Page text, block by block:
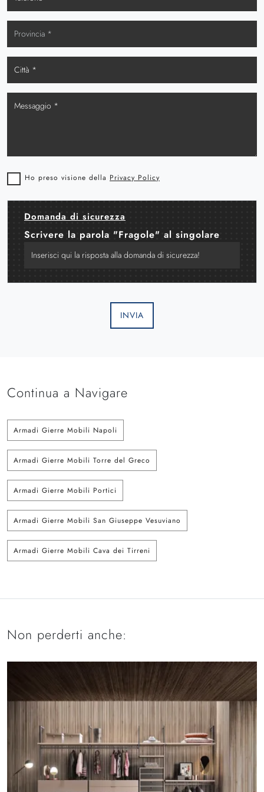
Ho preso visione della Privacy Policy
Domanda di sicurezza
Scrivere la parola "Fragole" al singolare
INVIA
Continua a Navigare
Armadi Gierre Mobili Napoli
Armadi Gierre Mobili Torre del Greco
Armadi Gierre Mobili Portici
Armadi Gierre Mobili San Giuseppe Vesuviano
Armadi Gierre Mobili Cava dei Tirreni
Non perderti anche: